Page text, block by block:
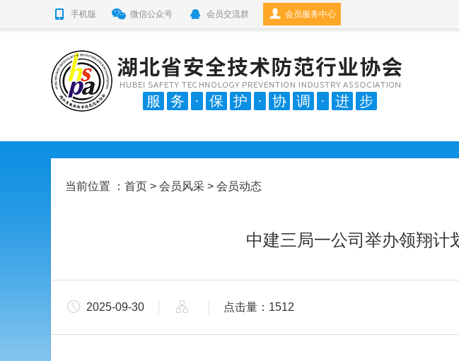
手机版 微信公众号 会员交流群 会员服务中心
服 务 · 保 护 · 协 调 · 进 步
当前位置 ： 首页 > 会员风采 > 会员动态
中建三局一公司举办领翔计
2025-09-30 点击量：1512